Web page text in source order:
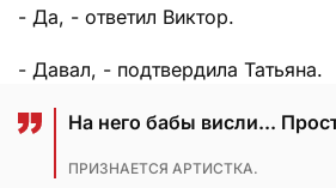
- Да, - ответил Виктор.
- Давал, - подтвердила Татьяна.
На него бабы висли...
ПРИЗНАЕТСЯ АРТИСТКА.